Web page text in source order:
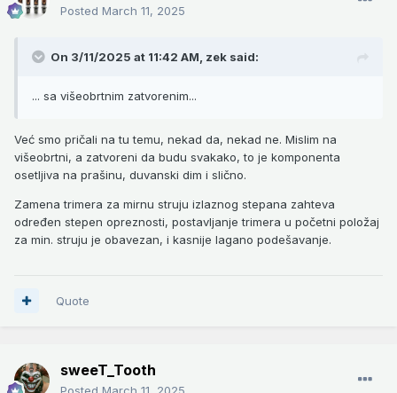
Posted March 11, 2025
On 3/11/2025 at 11:42 AM, zek said:
... sa višeobrtnim zatvorenim...
Već smo pričali na tu temu, nekad da, nekad ne. Mislim na
višeobrtni, a zatvoreni da budu svakako, to je komponenta
osetljiva na prašinu, duvanski dim i slično.
Zamena trimera za mirnu struju izlaznog stepana zahteva
određen stepen opreznosti, postavljanje trimera u početni položaj
za min. struju je obavezan, i kasnije lagano podešavanje.
Quote
sweeT_Tooth
Posted March 11, 2025